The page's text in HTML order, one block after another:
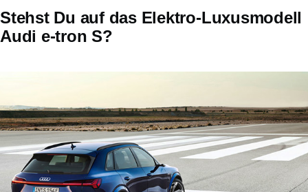
Stehst Du auf das Elektro-Luxusmodell
Audi e-tron S?